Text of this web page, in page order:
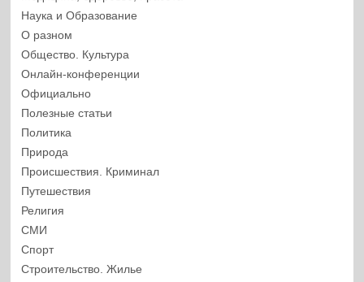
Наука и Образование
О разном
Общество. Культура
Онлайн-конференции
Официально
Полезные статьи
Политика
Природа
Происшествия. Криминал
Путешествия
Религия
СМИ
Спорт
Строительство. Жилье